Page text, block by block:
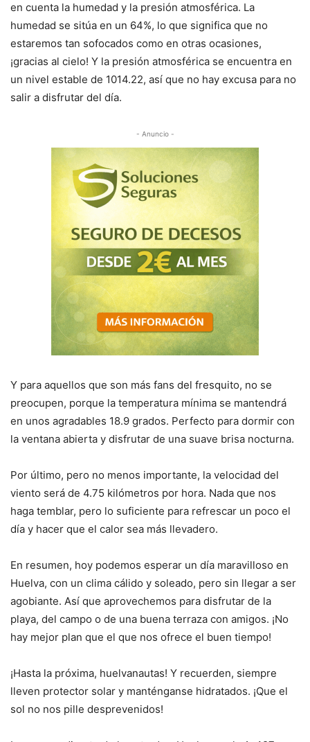
en cuenta la humedad y la presión atmosférica. La
humedad se sitúa en un 64%, lo que significa que no
estaremos tan sofocados como en otras ocasiones,
¡gracias al cielo! Y la presión atmosférica se encuentra en
un nivel estable de 1014.22, así que no hay excusa para no
salir a disfrutar del día.
- Anuncio -
Y para aquellos que son más fans del fresquito, no se
preocupen, porque la temperatura mínima se mantendrá
en unos agradables 18.9 grados. Perfecto para dormir con
la ventana abierta y disfrutar de una suave brisa nocturna.
Por último, pero no menos importante, la velocidad del
viento será de 4.75 kilómetros por hora. Nada que nos
haga temblar, pero lo suficiente para refrescar un poco el
día y hacer que el calor sea más llevadero.
En resumen, hoy podemos esperar un día maravilloso en
Huelva, con un clima cálido y soleado, pero sin llegar a ser
agobiante. Así que aprovechemos para disfrutar de la
playa, del campo o de una buena terraza con amigos. ¡No
hay mejor plan que el que nos ofrece el buen tiempo!
¡Hasta la próxima, huelvanautas! Y recuerden, siempre
lleven protector solar y manténganse hidratados. ¡Que el
sol no nos pille desprevenidos!